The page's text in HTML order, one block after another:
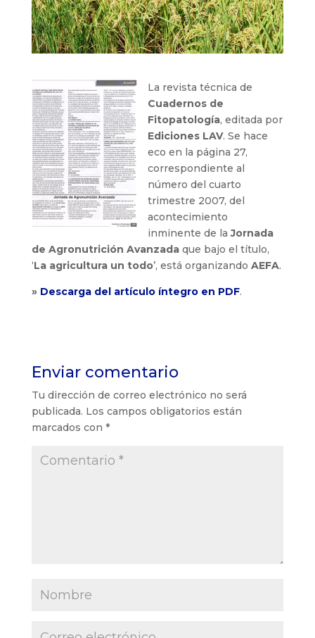
La revista técnica de
Cuadernos de
Fitopatología, editada por
Ediciones LAV. Se hace
eco en la página 27,
correspondiente al
número del cuarto
trimestre 2007, del
acontecimiento
inminente de laJornada
de Agronutrición Avanzadaque bajo el título,
‘La agricultura un todo’, está organizando AEFA.
» Descarga del artículo íntegro en PDF.
Enviar comentario
Tu dirección de correo electrónico no será
publicada. Los campos obligatorios están
marcados con *